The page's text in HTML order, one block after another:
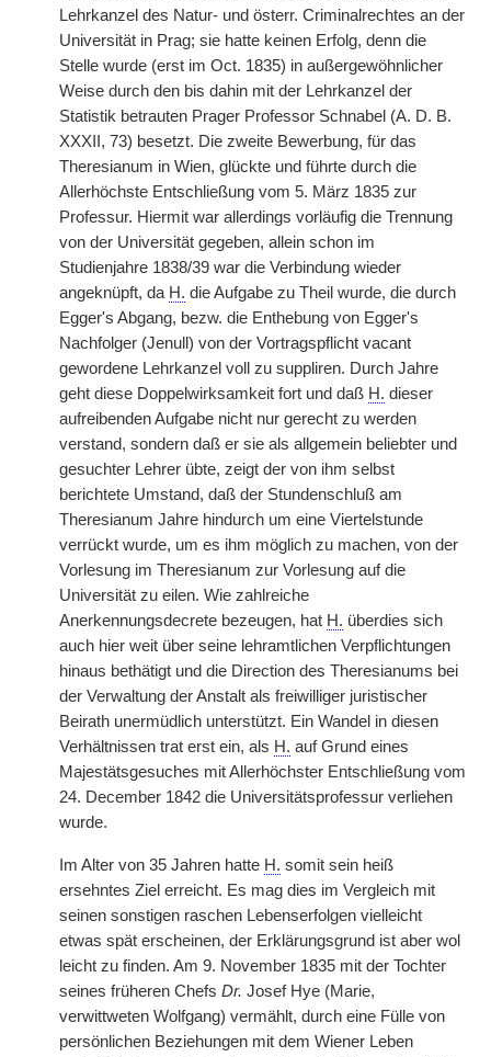
Lehrkanzel des Natur- und österr. Criminalrechtes an der
Universität in Prag; sie hatte keinen Erfolg, denn die
Stelle wurde (erst im Oct. 1835) in außergewöhnlicher
Weise durch den bis dahin mit der Lehrkanzel der
Statistik betrauten Prager Professor Schnabel (A. D. B.
XXXII, 73) besetzt. Die zweite Bewerbung, für das
Theresianum in Wien, glückte und führte durch die
Allerhöchste Entschließung vom 5. März 1835 zur
Professur. Hiermit war allerdings vorläufig die Trennung
von der Universität gegeben, allein schon im
Studienjahre 1838/39 war die Verbindung wieder
angeknüpft, da H. die Aufgabe zu Theil wurde, die durch
Egger's Abgang, bezw. die Enthebung von Egger's
Nachfolger (Jenull) von der Vortragspflicht vacant
gewordene Lehrkanzel voll zu suppliren. Durch Jahre
geht diese Doppelwirksamkeit fort und daß H. dieser
aufreibenden Aufgabe nicht nur gerecht zu werden
verstand, sondern daß er sie als allgemein beliebter und
gesuchter Lehrer übte, zeigt der von ihm selbst
berichtete Umstand, daß der Stundenschluß am
Theresianum Jahre hindurch um eine Viertelstunde
verrückt wurde, um es ihm möglich zu machen, von der
Vorlesung im Theresianum zur Vorlesung auf die
Universität zu eilen. Wie zahlreiche
Anerkennungsdecrete bezeugen, hat H. überdies sich
auch hier weit über seine lehramtlichen Verpflichtungen
hinaus bethätigt und die Direction des Theresianums bei
der Verwaltung der Anstalt als freiwilliger juristischer
Beirath unermüdlich unterstützt. Ein Wandel in diesen
Verhältnissen trat erst ein, als H. auf Grund eines
Majestätsgesuches mit Allerhöchster Entschließung vom
24. December 1842 die Universitätsprofessur verliehen
wurde.
Im Alter von 35 Jahren hatte H. somit sein heiß
ersehntes Ziel erreicht. Es mag dies im Vergleich mit
seinen sonstigen raschen Lebenserfolgen vielleicht
etwas spät erscheinen, der Erklärungsgrund ist aber wol
leicht zu finden. Am 9. November 1835 mit der Tochter
seines früheren Chefs Dr. Josef Hye (Marie,
verwittweten Wolfgang) vermählt, durch eine Fülle von
persönlichen Beziehungen mit dem Wiener Leben